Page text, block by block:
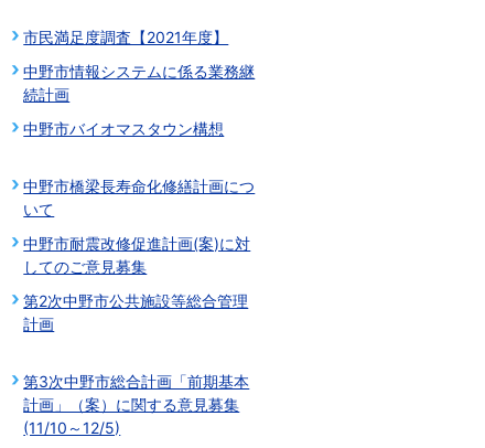
市民満足度調査【2021年度】
中野市情報システムに係る業務継
続計画
中野市バイオマスタウン構想
中野市橋梁長寿命化修繕計画につ
いて
中野市耐震改修促進計画(案)に対
してのご意見募集
第2次中野市公共施設等総合管理
計画
第3次中野市総合計画「前期基本
計画」（案）に関する意見募集
(11/10～12/5)